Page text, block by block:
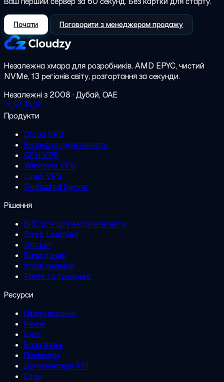
Почати Поговорити з менеджером продажу
Незалежна хмара для розробників.AMD EPYC, чистий
NVMe, 13 регіонів світу, розгортання за секунди.
Незалежні з 2008 · Дубай, ОАЕ
Продукти
Cloud VPS
Висока продуктивність
GPU VPS
Windows VPS
Linux VPS
Dedicated Server
Рішення
ВПС для штучного інтелекту
Deep Learning
Docker
Бази даних
Ігрові сервери
Forex та трейдинг
Ресурси
Ціноутворення
Ринок
Блог
База знань
Порівняти
Документація API
Стан